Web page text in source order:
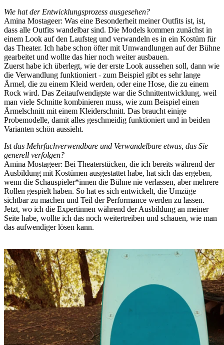
Wie hat der Entwicklungsprozess ausgesehen?
Amina Mostageer: Was eine Besonderheit meiner Outfits ist, ist,
dass alle Outfits wandelbar sind. Die Models kommen zunächst in
einem Look auf den Laufsteg und verwandeln es in ein Kostüm für
das Theater. Ich habe schon öfter mit Umwandlungen auf der Bühne
gearbeitet und wollte das hier noch weiter ausbauen.
Zuerst habe ich überlegt, wie der erste Look aussehen soll, dann wie
die Verwandlung funktioniert - zum Beispiel gibt es sehr lange
Ärmel, die zu einem Kleid werden, oder eine Hose, die zu einem
Rock wird. Das Zeitaufwendigste war die Schnittentwicklung, weil
man viele Schnitte kombinieren muss, wie zum Beispiel einen
Ärmelschnitt mit einem Kleiderschnitt. Das braucht einige
Probemodelle, damit alles geschmeidig funktioniert und in beiden
Varianten schön aussieht.
Ist das Mehrfachverwendbare und Verwandelbare etwas, das Sie
generell verfolgen?
Amina Mostageer: Bei Theaterstücken, die ich bereits während der
Ausbildung mit Kostümen ausgestattet habe, hat sich das ergeben,
wenn die Schauspieler*innen die Bühne nie verlassen, aber mehrere
Rollen gespielt haben. So hat es sich entwickelt, die Umzüge
sichtbar zu machen und Teil der Performance werden zu lassen.
Jetzt, wo ich die Expertinnen während der Ausbildung an meiner
Seite habe, wollte ich das noch weitertreiben und schauen, wie man
das aufwendiger lösen kann.